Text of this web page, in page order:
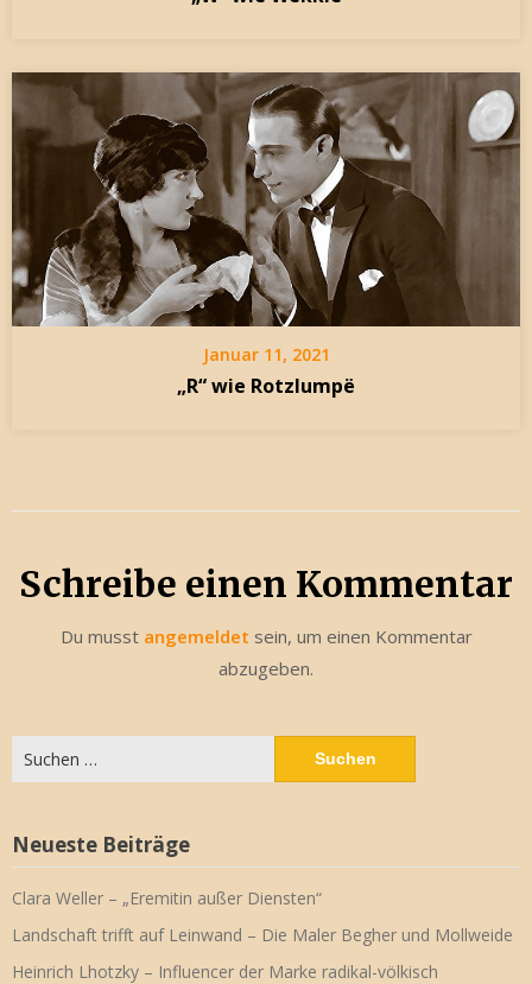
Januar 11, 2021
„R“ wie Rotzlumpë
Schreibe einen Kommentar
Du musst angemeldet sein, um einen Kommentar
abzugeben.
nach:
Neueste Beiträge
Clara Weller – „Eremitin außer Diensten“
Landschaft trifft auf Leinwand – Die Maler Begher und Mollweide
Heinrich Lhotzky – Influencer der Marke radikal-völkisch